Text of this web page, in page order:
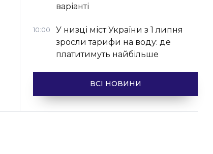
варіанті
10:00
У низці міст України з 1 липня
зросли тарифи на воду: де
платитимуть найбільше
ВСІ НОВИНИ